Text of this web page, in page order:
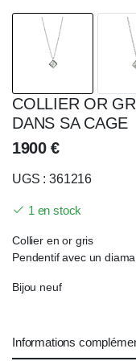
COLLIER OR
DANS SA CAGE
1900 €
UGS : 361216
1 en stock
Collier en or gris
Pendentif avec un
Bijou neuf
Informations